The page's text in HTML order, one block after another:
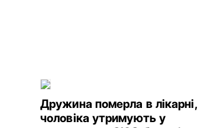
Дружина померла в лікарні,
чоловіка утримують у